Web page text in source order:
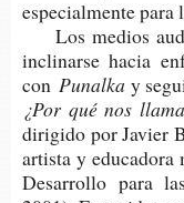
espe­cial­men­te para
Los medios
incli­nar­se hacia
con Punalka y
¿Por qué nos
diri­gi­do por Javier
artis­ta y edu­ca­do­ra
Desa­rro­llo para